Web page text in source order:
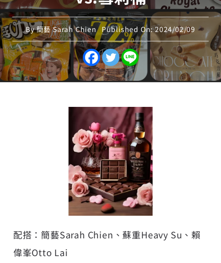
By簡藝 Sarah Chien Published On: 2024/02/09
配搭：簡藝Sarah Chien、蘇重Heavy Su、賴
偉峯Otto Lai